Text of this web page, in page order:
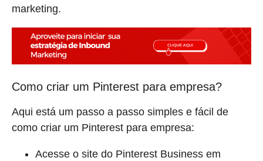
marketing.
Como criar um Pinterest para empresa?
Aqui está um passo a passo simples e fácil de
como criar um Pinterest para empresa:
Acesse o site do Pinterest Business em